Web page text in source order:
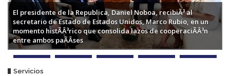
El presidente de la Republica, Daniel Noboa, recibiÃ³ al
secretario de Estado de Estados Unidos, Marco Rubio, en un
momento histÃÂ³rico que consolida lazos de cooperaciÃÂ³n
entre ambos paÃÂ­ses
Servicios